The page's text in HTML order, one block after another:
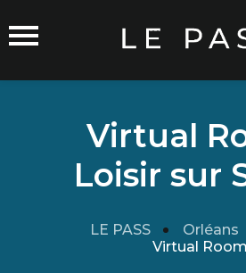
Commerçants sur Orléans
Virtual
Loisir sur
LE PASS Orléans
Virtual Room